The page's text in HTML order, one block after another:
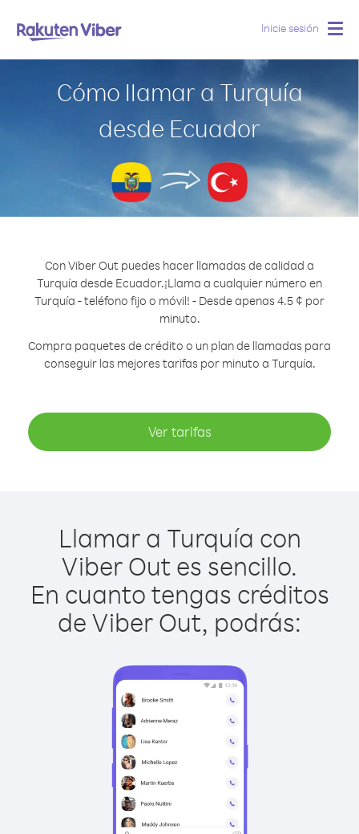
Inicie sesión
Cómo llamar a Turquía
desde Ecuador
Con Viber Out puedes hacer llamadas de calidad a
Turquía desde Ecuador.¡Llama a cualquier número en
Turquía - teléfono fijo o móvil! - Desde apenas 4.5 ¢ por
minuto.
Compra paquetes de crédito o un plan de llamadas para
conseguir las mejores tarifas por minuto a Turquía.
Ver tarifas
Llamar a Turquía con
Viber Out es sencillo.
En cuanto tengas créditos
de Viber Out, podrás: